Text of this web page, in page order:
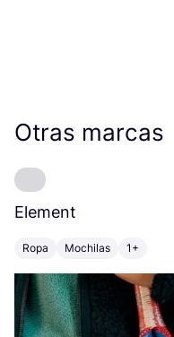
Otras marcas
Element
Ropa Mochilas 1+